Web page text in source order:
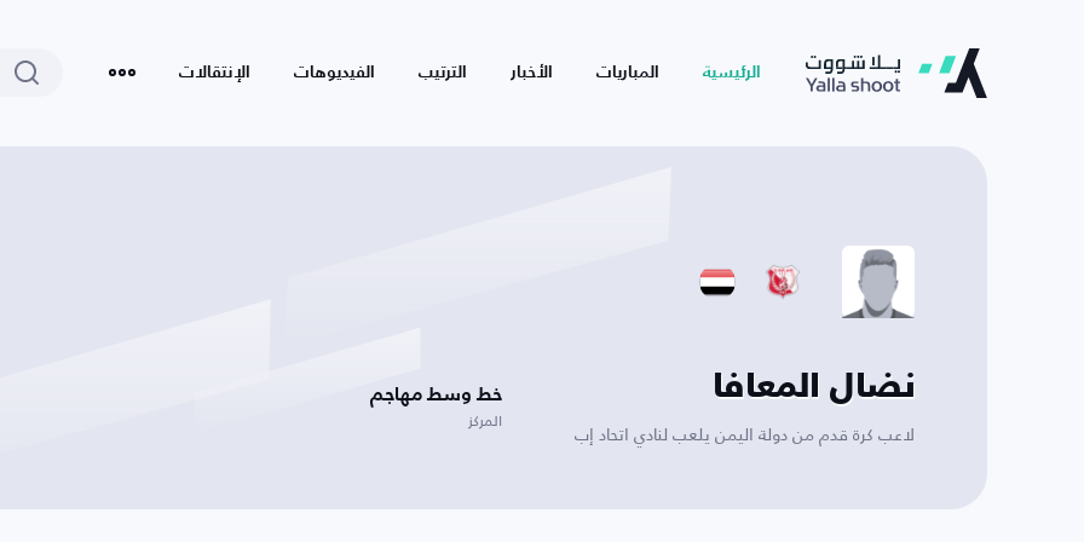
الرئيسية المباريات الأخبار الترتيب الفيديوهات الإنتقالات
نضال المعافا
لاعب كرة قدم من دولة اليمن يلعب لنادي اتحاد إب
خط وسط مهاجم
المركز